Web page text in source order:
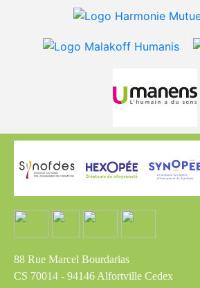
88 Rue Marcel Bourdarias
CS 70014 - 94146 Alfortville Cedex